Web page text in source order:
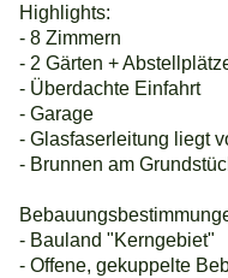
Highlights:
- 8 Zimmern
- 2 Gärten +
- Überdachte Einfahrt
- Garage
- Glasfaserleitung liegt
- Brunnen am
- Bauland "Kerngebiet"
- Offene, gekuppelte